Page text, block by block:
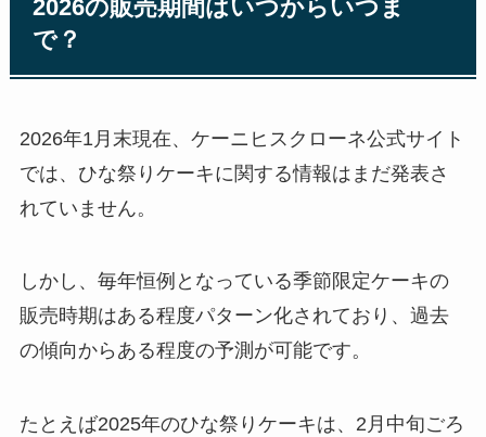
2026の販売期間はいつからいつま
で？
2026年1月末現在、ケーニヒスクローネ公式サイト
では、ひな祭りケーキに関する情報はまだ発表さ
れていません。
しかし、毎年恒例となっている季節限定ケーキの
販売時期はある程度パターン化されており、過去
の傾向からある程度の予測が可能です。
たとえば2025年のひな祭りケーキは、2月中旬ごろ